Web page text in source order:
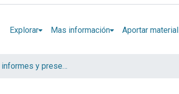
Explorar Mas información Aportar material
Artículos, informes y presentaciones en Congresos CESGI